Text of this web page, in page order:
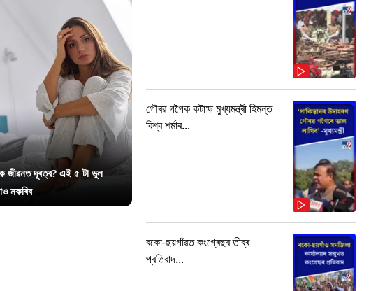
জীৱনত দূৰত্ব? এই ৫ টা ভুল
নকৰিব
গৌৰৱ গগৈক কটাক্ষ মুখ্যমন্ত্ৰী হিমন্ত
বিশ্ব শৰ্মাৰ...
বকো-ছয়গাঁৱত কংগ্ৰেছৰ তীব্ৰ
প্ৰতিবাদ...